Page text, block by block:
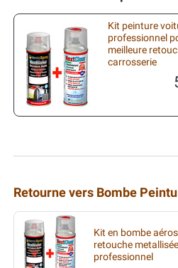
Kit peinture
professionnel
meilleure
carrosserie
Retourne vers Bombe
Kit en bombe
retouche
professionnel